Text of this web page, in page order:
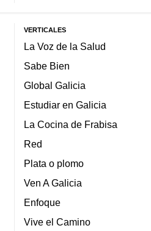
VERTICALES
La Voz de la Salud
Sabe Bien
Global Galicia
Estudiar en Galicia
La Cocina de Frabisa
Red
Plata o plomo
Ven A Galicia
Enfoque
Vive el Camino